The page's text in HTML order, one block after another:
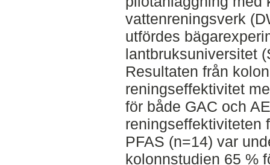
vattenreningsverk
utfördes
lantbruksuniversitet
Resultaten från
reningseffektivitet
för både GAC och
reningseffektiviteten
PFAS (n=14) var
kolonnstudien 65 %